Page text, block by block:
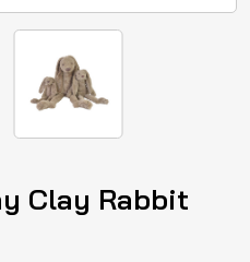
Clay Rabbit